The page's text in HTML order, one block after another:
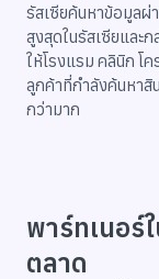
รัสเซียค้นหาข้อมูลผ่
สูงสุดในรัสเซียและ
ให้โรงแรม คลินิก โ
ลูกค้าที่กำลังค้นหา
กว่ามาก
พาร์ทเนอร์
ตลาด